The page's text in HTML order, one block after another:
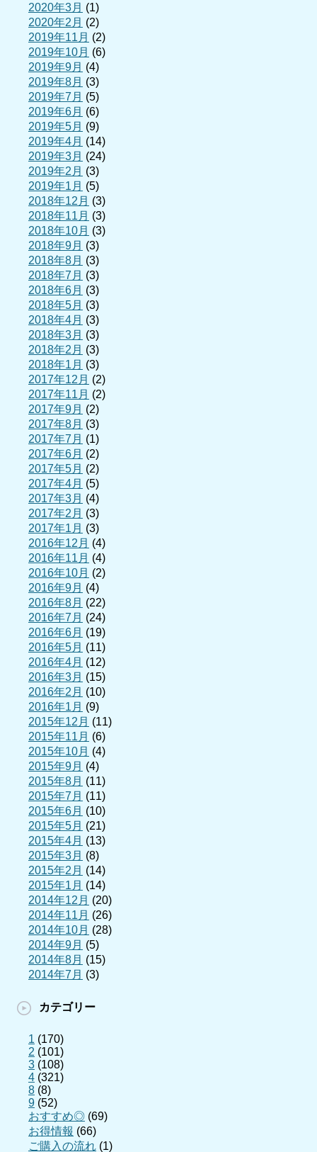
2020年3月 (1)
2020年2月 (2)
2019年11月 (2)
2019年10月 (6)
2019年9月 (4)
2019年8月 (3)
2019年7月 (5)
2019年6月 (6)
2019年5月 (9)
2019年4月 (14)
2019年3月 (24)
2019年2月 (3)
2019年1月 (5)
2018年12月 (3)
2018年11月 (3)
2018年10月 (3)
2018年9月 (3)
2018年8月 (3)
2018年7月 (3)
2018年6月 (3)
2018年5月 (3)
2018年4月 (3)
2018年3月 (3)
2018年2月 (3)
2018年1月 (3)
2017年12月 (2)
2017年11月 (2)
2017年9月 (2)
2017年8月 (3)
2017年7月 (1)
2017年6月 (2)
2017年5月 (2)
2017年4月 (5)
2017年3月 (4)
2017年2月 (3)
2017年1月 (3)
2016年12月 (4)
2016年11月 (4)
2016年10月 (2)
2016年9月 (4)
2016年8月 (22)
2016年7月 (24)
2016年6月 (19)
2016年5月 (11)
2016年4月 (12)
2016年3月 (15)
2016年2月 (10)
2016年1月 (9)
2015年12月 (11)
2015年11月 (6)
2015年10月 (4)
2015年9月 (4)
2015年8月 (11)
2015年7月 (11)
2015年6月 (10)
2015年5月 (21)
2015年4月 (13)
2015年3月 (8)
2015年2月 (14)
2015年1月 (14)
2014年12月 (20)
2014年11月 (26)
2014年10月 (28)
2014年9月 (5)
2014年8月 (15)
2014年7月 (3)
カテゴリー
1 (170)
2 (101)
3 (108)
4 (321)
8 (8)
9 (52)
おすすめ◎ (69)
お得情報 (66)
ご購入の流れ (1)